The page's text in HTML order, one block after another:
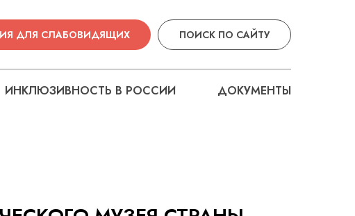
ДЛЯ СЛАБОВИДЯЩИХ ПОИСК ПО САЙТУ
ИНКЛЮЗИВНОСТЬ В РОССИИ ДОКУМЕНТЫ